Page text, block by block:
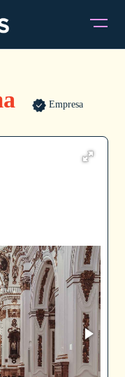
Empresa